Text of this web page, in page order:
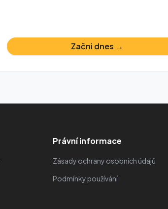
Začni dnes →
Právní informace
Zásady ochrany osobních údajů
Podmínky používání